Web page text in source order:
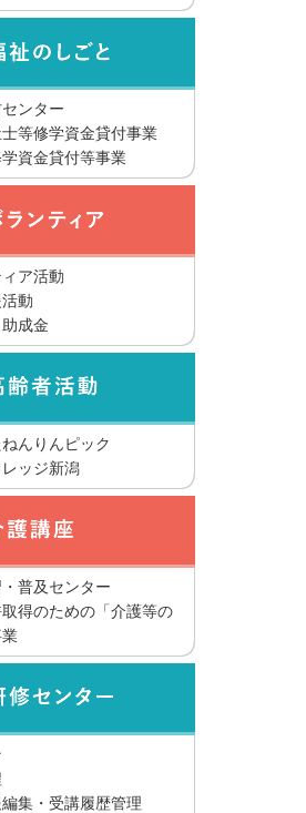
ンター
等修学資金貸付事業
資金貸付等事業
ア活動
動
成金
んりんピック
ッジ新潟
普及センター
得のための「介護等の
集・受講履歴管理